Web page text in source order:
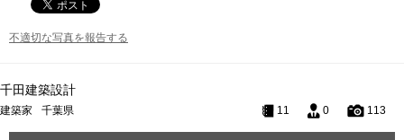
不適切な写真を報告する
千田建築設計
建築家 千葉県 11 0 113